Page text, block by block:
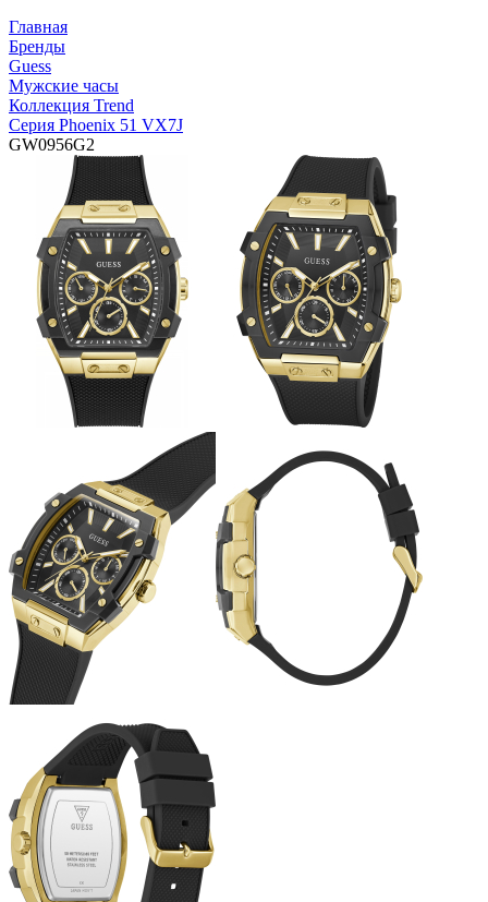
Главная
Бренды
Guess
Мужские часы
Коллекция Trend
Серия Phoenix 51 VX7J
GW0956G2